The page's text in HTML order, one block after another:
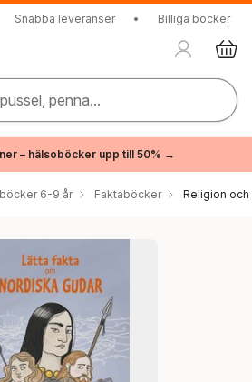
Snabba leveranser • Billiga böcker
penna...
– hälsoböcker upp till 50% →
6-9 år Faktaböcker Religion